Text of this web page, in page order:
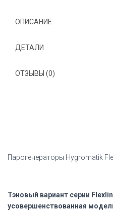
Германия
ОПИСАНИЕ
ДЕТАЛИ
ОТЗЫВЫ (0)
Парогенераторы Hygromatik
Тэновый вариант серии
усовершенствованная